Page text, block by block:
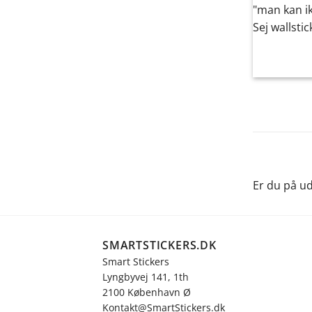
Er du på
SMARTSTICKERS.DK
Smart Stickers
Lyngbyvej 141, 1th
2100 København Ø
Kontakt@SmartStickers.dk